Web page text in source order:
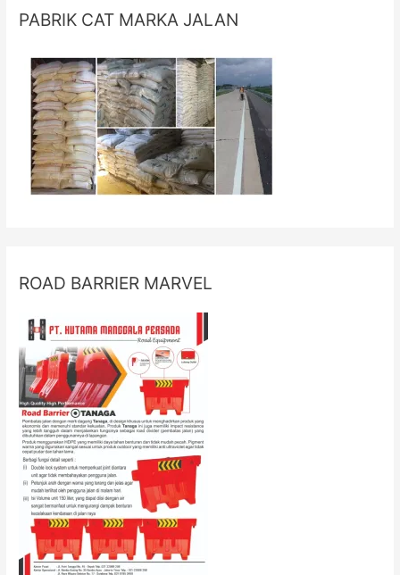
PABRIK CAT MARKA JALAN
ROAD BARRIER MARVEL